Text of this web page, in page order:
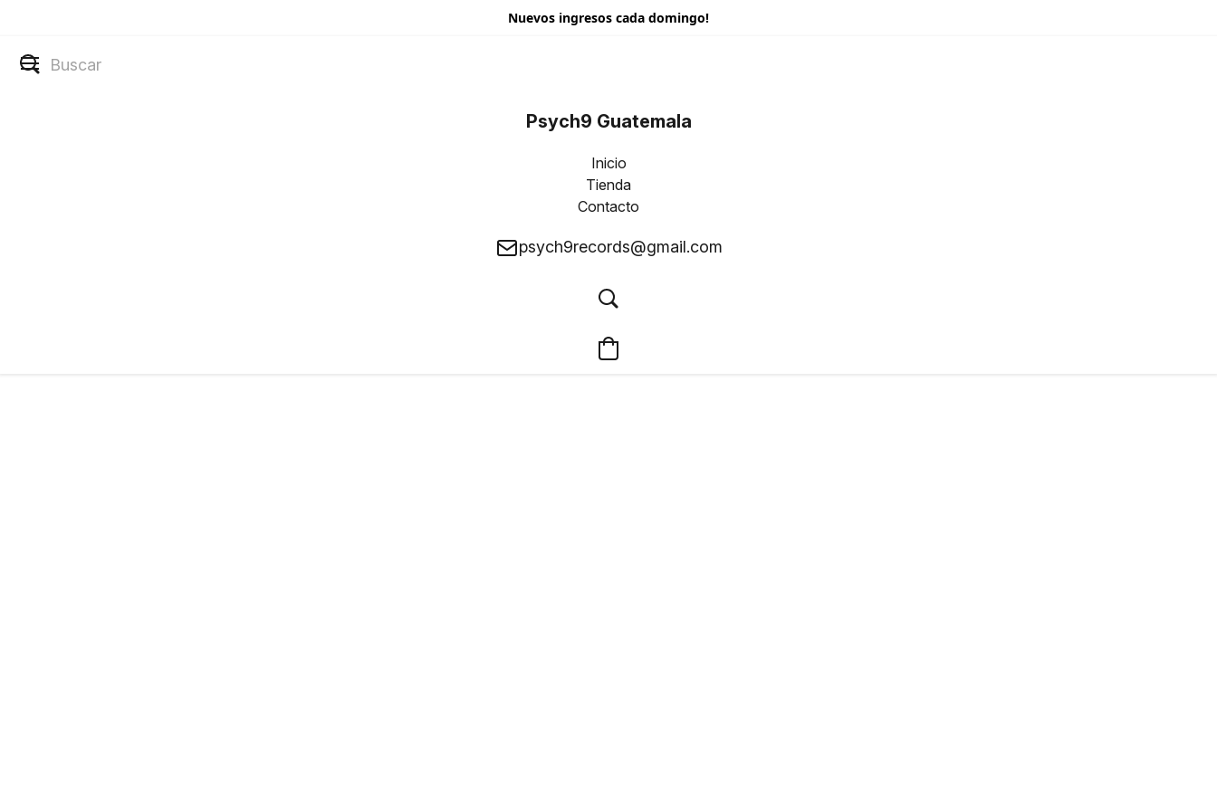
Nuevos ingresos cada domingo!
Psych9 Guatemala
Inicio
Tienda
Contacto
psych9records@gmail.com